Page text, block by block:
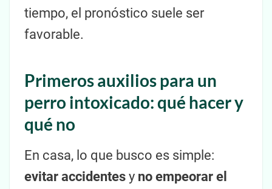
tiempo, el pronóstico suele ser
favorable.
Primeros auxilios para un
perro intoxicado: qué hacer y
qué no
En casa, lo que busco es simple:
evitar accidentes y no empeorar el